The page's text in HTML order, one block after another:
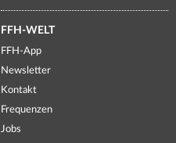
FFH-WELT
FFH-App
Newsletter
Kontakt
Frequenzen
Jobs